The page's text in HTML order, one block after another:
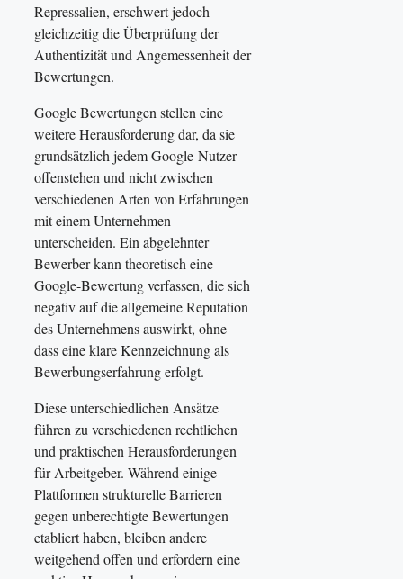
Repressalien, erschwert jedoch
gleichzeitig die Überprüfung der
Authentizität und Angemessenheit der
Bewertungen.
Google Bewertungen stellen eine
weitere Herausforderung dar, da sie
grundsätzlich jedem Google-Nutzer
offenstehen und nicht zwischen
verschiedenen Arten von Erfahrungen
mit einem Unternehmen
unterscheiden. Ein abgelehnter
Bewerber kann theoretisch eine
Google-Bewertung verfassen, die sich
negativ auf die allgemeine Reputation
des Unternehmens auswirkt, ohne
dass eine klare Kennzeichnung als
Bewerbungserfahrung erfolgt.
Diese unterschiedlichen Ansätze
führen zu verschiedenen rechtlichen
und praktischen Herausforderungen
für Arbeitgeber. Während einige
Plattformen strukturelle Barrieren
gegen unberechtigte Bewertungen
etabliert haben, bleiben andere
weitgehend offen und erfordern eine